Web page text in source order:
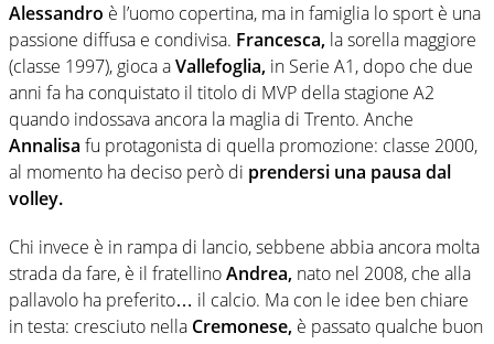
Alessandro è l’uomo copertina, ma in famiglia lo sport è una
passione diffusa e condivisa. Francesca, la sorella maggiore
(classe 1997), gioca aVallefoglia, in Serie A1, dopo che due
anni fa ha conquistato il titolo di MVP della stagione A2
quando indossava ancora la maglia di Trento. Anche
Annalisa fu protagonista di quella promozione: classe 2000,
al momento ha deciso però di prendersi una pausa dal
volley.
Chi invece è in rampa di lancio, sebbene abbia ancora molta
strada da fare, è il fratellinoAndrea, nato nel 2008, che alla
pallavolo ha preferito… il calcio. Ma con le idee ben chiare
in testa: cresciuto nella Cremonese, è passato qualche buon